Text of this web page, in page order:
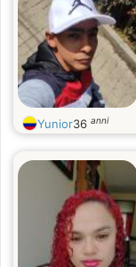
Yunior36 anni